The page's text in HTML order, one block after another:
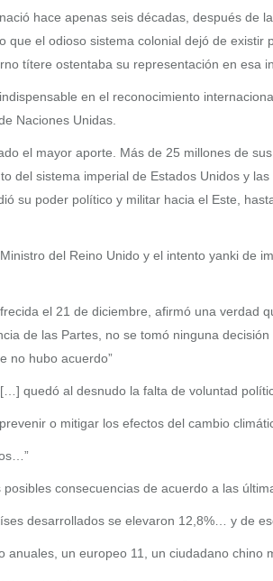
hace apenas seis décadas, después
el odioso sistema colonial dejó de
títere ostentaba su representación en esa
en el reconocimiento
Naciones Unidas.
el mayor aporte. Más de 25 millones de
del sistema imperial de Estados Unidos y
su poder político y militar hacia el Este,
del Reino Unido y el intento yanki de
el 21 de diciembre, afirmó una verdad
de las Partes, no se tomó ninguna
no hubo acuerdo”
quedó al desnudo la falta de voluntad
o mitigar los efectos del cambio
consecuencias de acuerdo a las
desarrollados se elevaron 12,8%… y de
un europeo 11, un ciudadano